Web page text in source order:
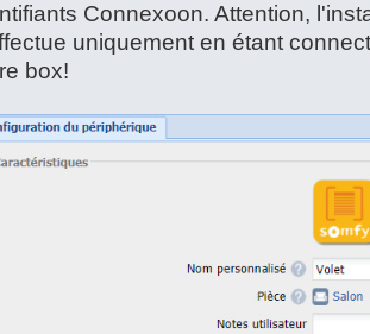
Connexoon. Attention,
uniquement en étant
box!